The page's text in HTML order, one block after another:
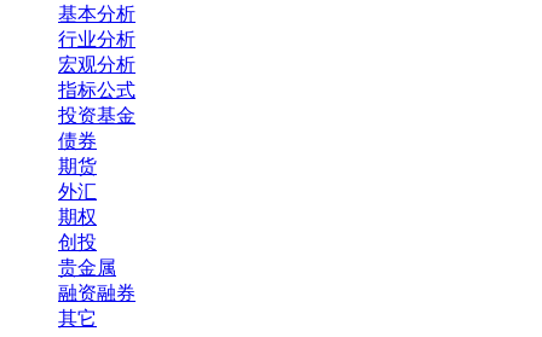
基本分析
行业分析
宏观分析
指标公式
投资基金
债券
期货
外汇
期权
创投
贵金属
融资融券
其它